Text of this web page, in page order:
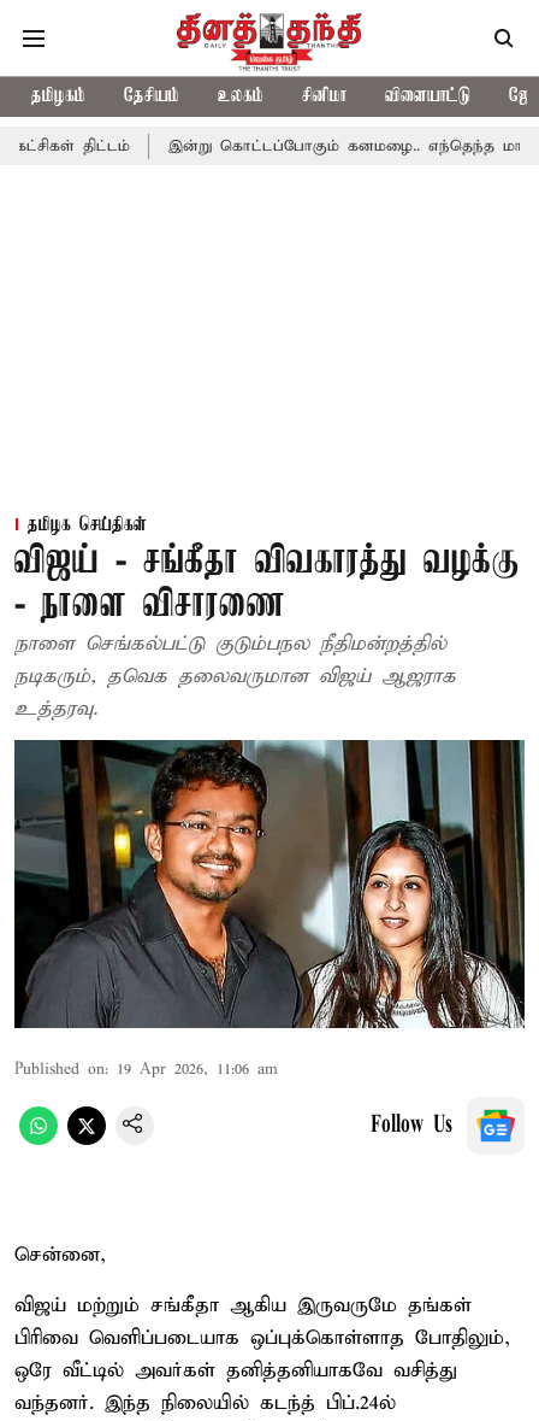
தமிழகம் தேசியம் உலகம் சினிமா விளையாட்டு
இன்று கொட்டப்போகும் கனமழை.. எந்தெந்த மாவட்டங்களில்
தமிழக செய்திகள்
விஜய் - சங்கீதா விவகாரத்து வழக்கு
- நாளை விசாரணை
நாளை செங்கல்பட்டு குடும்பநல நீதிமன்றத்தில்
நடிகரும், தவெக தலைவருமான விஜய் ஆஜராக
உத்தரவு.
Published on: 19 Apr 2026, 11:06 am
Follow Us
சென்னை,
விஜய் மற்றும் சங்கீதா ஆகிய இருவருமே தங்கள்
பிரிவை வெளிப்படையாக ஒப்புக்கொள்ளாத போதிலும்,
ஒரே வீட்டில் அவர்கள் தனித்தனியாகவே வசித்து
வந்தனர். இந்த நிலையில் கடந்த் பிப்.24ல்